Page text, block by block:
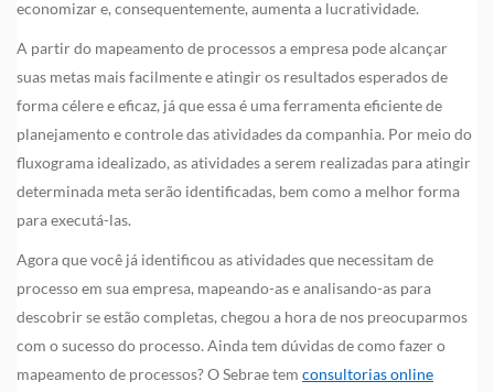
economizar e, consequentemente, aumenta a lucratividade.
A partir do mapeamento de processos a empresa pode alcançar
suas metas mais facilmente e atingir os resultados esperados de
forma célere e eficaz, já que essa é uma ferramenta eficiente de
planejamento e controle das atividades da companhia. Por meio do
fluxograma idealizado, as atividades a serem realizadas para atingir
determinada meta serão identificadas, bem como a melhor forma
para executá-las.
Agora que você já identificou as atividades que necessitam de
processo em sua empresa, mapeando-as e analisando-as para
descobrir se estão completas, chegou a hora de nos preocuparmos
com o sucesso do processo. Ainda tem dúvidas de como fazer o
mapeamento de processos? O Sebrae tem consultorias online